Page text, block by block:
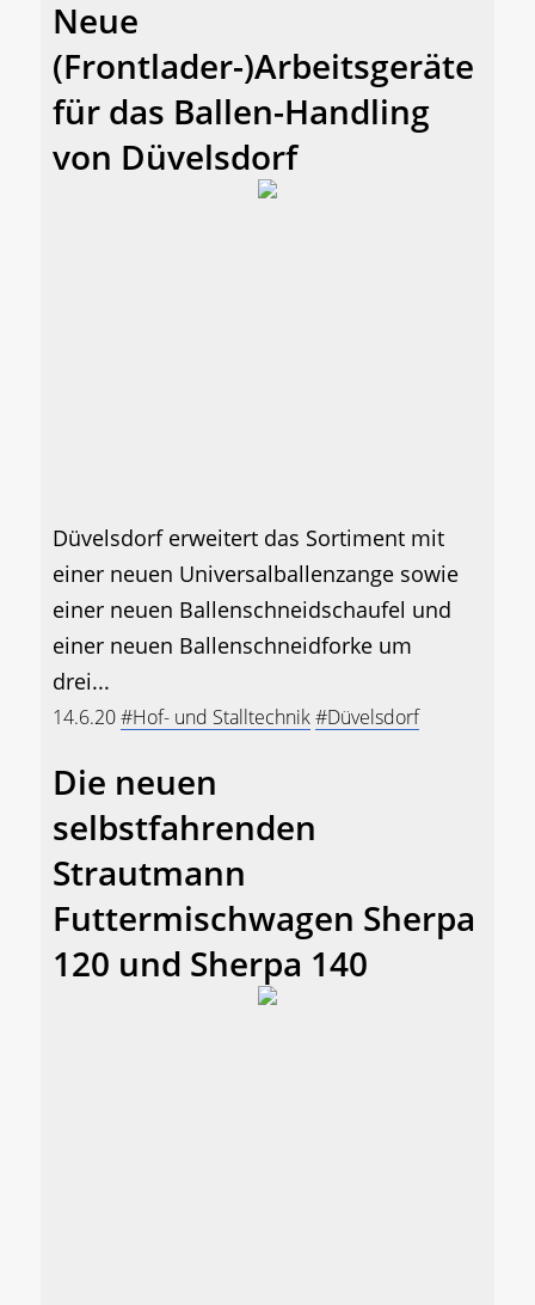
Neue
(Frontlader-)Arbeitsgeräte
für das Ballen-Handling
von Düvelsdorf
Düvelsdorf erweitert das Sortiment mit
einer neuen Universalballenzange sowie
einer neuen Ballenschneidschaufel und
einer neuen Ballenschneidforke um
drei...
14.6.20#Hof- und Stalltechnik#Düvelsdorf
Die neuen
selbstfahrenden
Strautmann
Futtermischwagen Sherpa
120 und Sherpa 140